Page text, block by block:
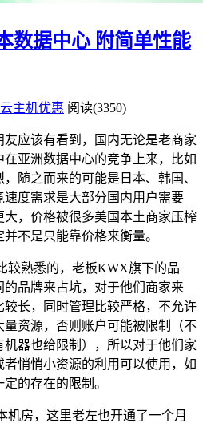
数据中心 附简单性能
云主机优惠 阅读(3350)
应该有看到，国内无论是老商家
亚洲数据中心的竞争上来，比如
随之而来的可能是日本、韩国、
度需求是大部分国内用户需要
，价格被很多美国本土商家压榨
不是只能靠价格来衡量。
较熟悉的，老板KWX旗下的品
品牌来占坑，对于他们商家来
长，同时管理比较严格，不允许
资源，否则账户可能被限制（不
器也给限制），所以对于他们家
悄悄小资源的利用可以使用，如
的存在的限制。
机房，这里老左也开通了一个月